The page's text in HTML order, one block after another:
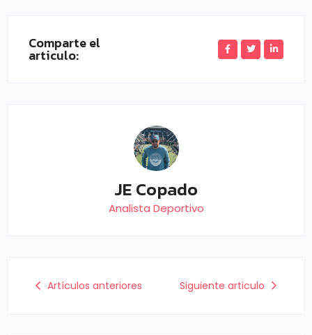
Comparte el
articulo:
JE Copado
Analista Deportivo
Artículos anteriores Siguiente articulo